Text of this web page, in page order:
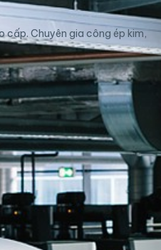
cấp. Chuyên gia công ép kim,